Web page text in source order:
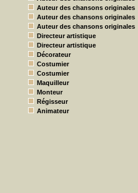
Auteur des chansons originales
Auteur des chansons originales
Auteur des chansons originales
Directeur artistique
Directeur artistique
Décorateur
Costumier
Costumier
Maquilleur
Monteur
Régisseur
Animateur